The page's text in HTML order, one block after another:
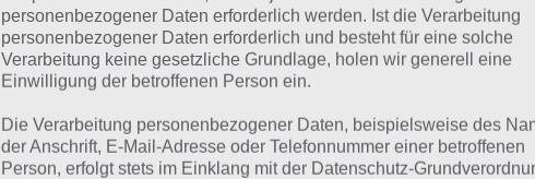
Bei dieser Lösung handelt es sich um das tägliche Bonus
wir noch die Links beispielsweise zum täglichen Rätsel und
Tägliches Rätsel:Zur Lösung vom 21.2.2024
personenbezogener Daten erforderlich werden. Ist die Verarbeitung
personenbezogener Daten erforderlich und besteht für eine solche
Verarbeitung keine gesetzliche Grundlage, holen wir generell eine
Einwilligung der betroffenen Person ein.
Die Verarbeitung personenbezogener Daten, beispielsweise des
der Anschrift, E-Mail-Adresse oder Telefonnummer einer betroffenen
Person, erfolgt stets im Einklang mit der Datenschutz-